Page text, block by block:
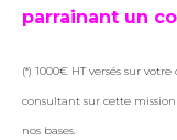
parrainant un
(*) 1000€ HT versés sur
consultant sur cette
nos bases.